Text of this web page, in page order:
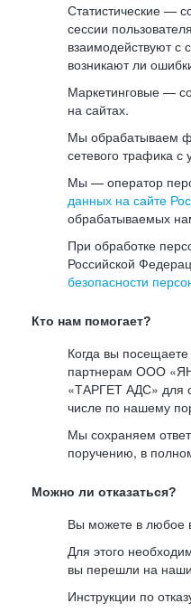
Статистические —
сессии
взаимодействуют с
возникают ли
Маркетинговые —
на сайтах.
Мы обрабатываем
сетевого трафика
Мы — оператор
данных на сайте
обрабатываемых
При обработке
Российской
безопасности
Кто нам помогает?
Когда вы
партнерам ООО
«ТАРГЕТ АДС» для
числе по нашему
Мы сохраняем
поручению, в
Можно ли отказаться?
Вы можете в любое
Для этого
вы перешли на
Инструкции по